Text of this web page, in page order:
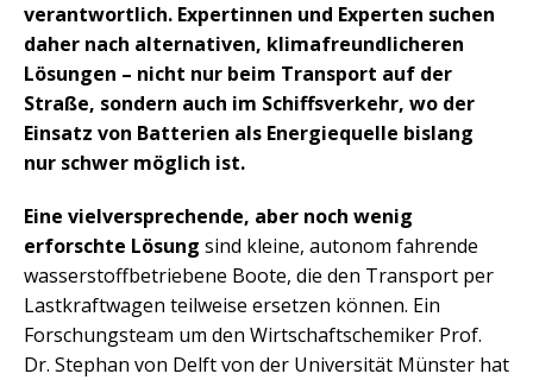
verantwortlich. Expertinnen und Experten suchen
daher nach alternativen, klimafreundlicheren
Lösungen – nicht nur beim Transport auf der
Straße, sondern auch im Schiffsverkehr, wo der
Einsatz von Batterien als Energiequelle bislang
nur schwer möglich ist.
Eine vielversprechende, aber noch wenig
erforschte Lösung sind kleine, autonom fahrende
wasserstoffbetriebene Boote, die den Transport per
Lastkraftwagen teilweise ersetzen können. Ein
Forschungsteam um den Wirtschaftschemiker Prof.
Dr. Stephan von Delft von der Universität Münster hat